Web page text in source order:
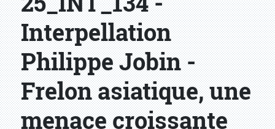
Interpellation
Philippe Jobin -
Frelon asiatique, une
menace croissante